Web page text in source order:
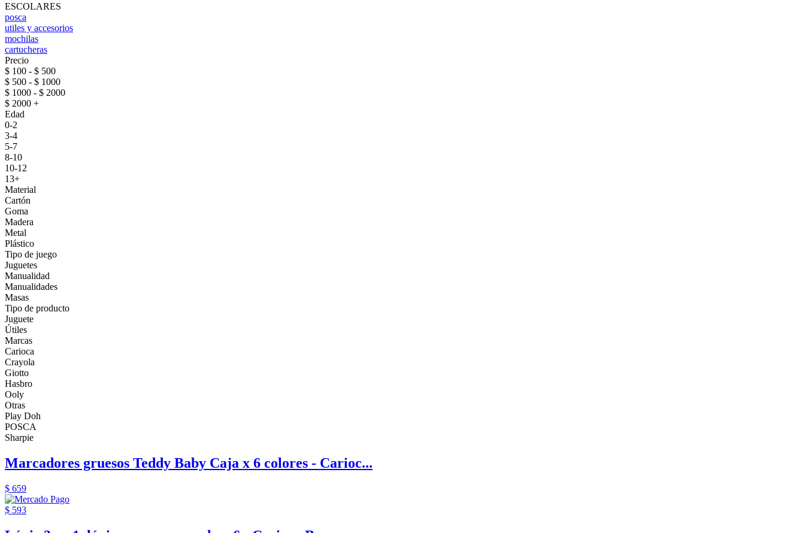
ESCOLARES
posca
utiles y accesorios
mochilas
cartucheras
Precio
$ 100 - $ 500
$ 500 - $ 1000
$ 1000 - $ 2000
$ 2000 +
Edad
0-2
3-4
5-7
8-10
10-12
13+
Material
Cartón
Goma
Madera
Metal
Plástico
Tipo de juego
Juguetes
Manualidad
Manualidades
Masas
Tipo de producto
Juguete
Útiles
Marcas
Carioca
Crayola
Giotto
Hasbro
Ooly
Otras
Play Doh
POSCA
Sharpie
Marcadores gruesos Teddy Baby Caja x 6 colores - Carioc...
$ 659
$ 593